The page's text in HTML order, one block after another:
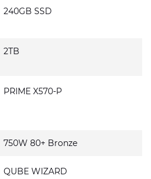
240GB SSD
2TB
PRIME X570-P
750W 80+ Bronze
QUBE WIZARD